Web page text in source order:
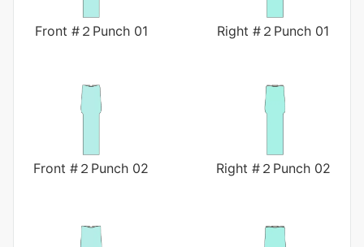
Front #２Punch 01 Right #２Punch 01
Front #２Punch 02 Right #２Punch 02